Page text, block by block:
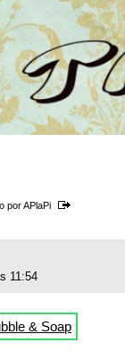
porAPlaPi
11:54
& Soap